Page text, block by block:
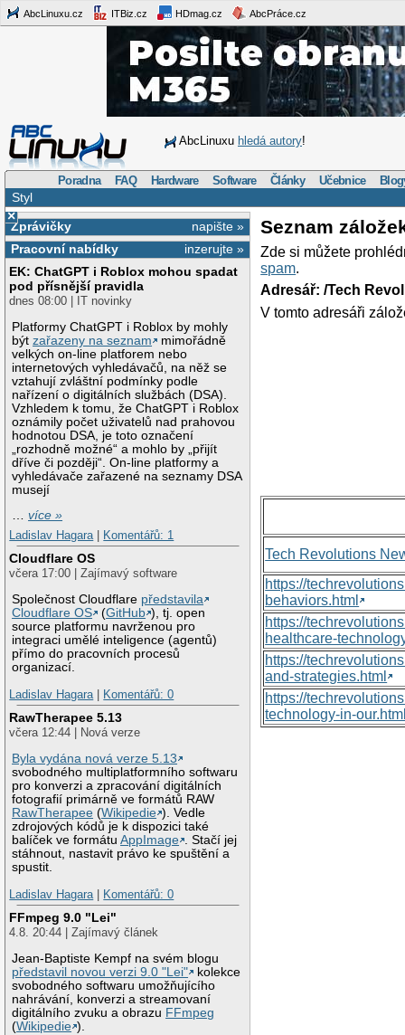
AbcLinuxu.cz ITBiz.cz HDmag.cz AbcPráce.cz
AbcLinuxu hledá autory!
Poradna FAQ Hardware Software Články Učebnice
Styl
×
napište »
Zprávičky
inzerujte »
Pracovní nabídky
EK: ChatGPT i Roblox mohou spadat
pod přísnější pravidla
dnes 08:00 | IT novinky
Platformy ChatGPT i Roblox by mohly
býtzařazeny na seznam
mimořádně
velkých on-line platforem nebo
internetových vyhledávačů, na něž se
vztahují zvláštní podmínky podle
nařízení o digitálních službách (DSA).
Vzhledem k tomu, že ChatGPT i Roblox
oznámily počet uživatelů nad prahovou
hodnotou DSA, je toto označení
„rozhodně možné“ a mohlo by „přijít
dříve či později“. On-line platformy a
vyhledávače zařazené na seznamy DSA
musejí
…více »
Ladislav Hagara
Komentářů: 1
Cloudflare OS
včera 17:00 | Zajímavý software
Společnost Cloudflare představila
Cloudflare OS
(GitHub ), tj. open
source platformu navrženou pro
integraci umělé inteligence (agentů)
přímo do pracovních procesů
organizací.
Ladislav Hagara
Komentářů: 0
RawTherapee 5.13
včera 12:44 | Nová verze
Byla vydána nová verze 5.13
svobodného multiplatformního softwaru
pro konverzi a zpracování digitálních
fotografií primárně ve formátů RAW
RawTherapee (Wikipedie ). Vedle
zdrojových kódů je k dispozici také
balíček ve formátuAppImage . Stačí jej
stáhnout, nastavit právo ke spuštění a
spustit.
Ladislav Hagara
Komentářů: 0
FFmpeg 9.0 "Lei"
4.8. 20:44 | Zajímavý článek
Jean-Baptiste Kempf na svém blogu
představil novou verzi 9.0 "Lei"
kolekce
svobodného softwaru umožňujícího
nahrávání, konverzi a streamovaní
digitálního zvuku a obrazu FFmpeg
(Wikipedie ).
Seznam
Zde si můžete
spam.
Adresář: /Tech
V tomto adresáři
Tech Revolutions
https://
behaviors.html
https://
healthcare-
https://
and-strategies.html
https://
technology-in-